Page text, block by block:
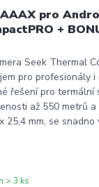
pro
+
Seek Thermal
pro profesionály i
řešení pro termální
až 550 metrů a
25,4 mm, se snadno
> 3 ks